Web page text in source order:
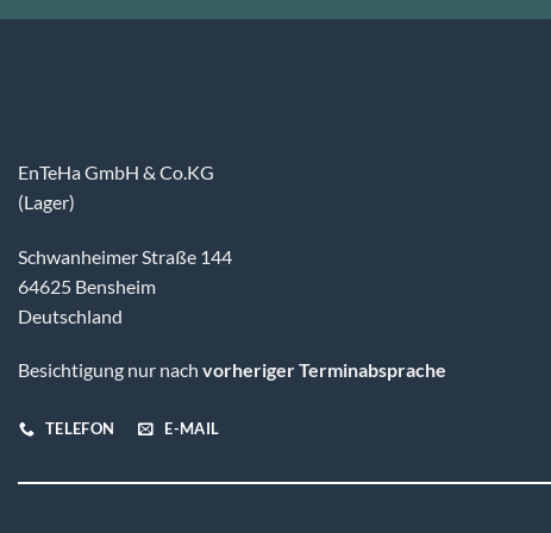
EnTeHa GmbH & Co.KG
(Lager)
Schwanheimer Straße 144
64625 Bensheim
Deutschland
Besichtigung nur nach vorheriger Terminabsprache
TELEFON E-MAIL